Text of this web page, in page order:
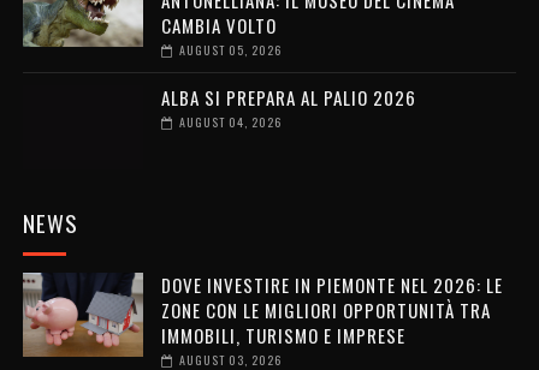
CAMBIA VOLTO
AUGUST 05, 2026
ALBA SI PREPARA AL PALIO 2026
AUGUST 04, 2026
NEWS
DOVE INVESTIRE IN PIEMONTE NEL 2026: LE
ZONE CON LE MIGLIORI OPPORTUNITÀ TRA
IMMOBILI, TURISMO E IMPRESE
AUGUST 03, 2026